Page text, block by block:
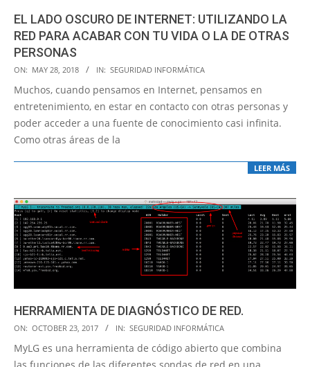
EL LADO OSCURO DE INTERNET: UTILIZANDO LA
RED PARA ACABAR CON TU VIDA O LA DE OTRAS
PERSONAS
2018-
05-
ON: MAY 28, 2018 IN: SEGURIDAD INFORMÁTICA
Muchos, cuando pensamos en Internet, pensamos en
entretenimiento, en estar en contacto con otras personas y
poder acceder a una fuente de conocimiento casi infinita.
Como otras áreas de la
LEER MÁS
HERRAMIENTA DE DIAGNÓSTICO DE RED.
2017-
10-
23
ON: OCTOBER 23, 2017 IN: SEGURIDAD INFORMÁTICA
MyLG es una herramienta de código abierto que combina